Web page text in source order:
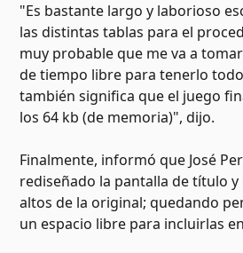
"Es bastante largo y laborioso
las distintas tablas para el
muy probable que me va a
de tiempo libre para tenerlo
también significa que el juego
los 64 kb (de memoria)", dijo.
Finalmente, informó que José
rediseñado la pantalla de título
altos de la original; quedando
un espacio libre para incluirlas